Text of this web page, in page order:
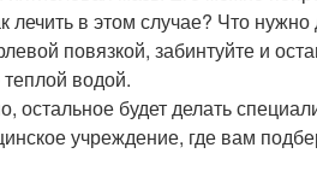
в этом случае? Что
повязкой, забинтуйте и
водой.
остальное будет делать
учреждение, где вам